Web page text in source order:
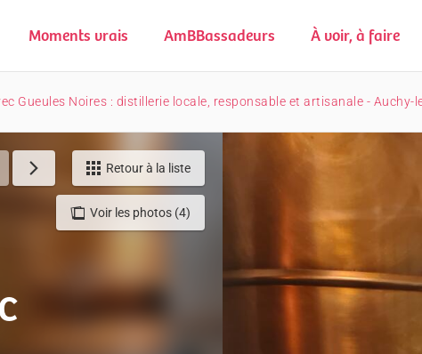
Moments vrais AmBBassadeurs À voir, à faire
Gueules Noires : distillerie locale, responsable et artisanale - Auchy-
Retour à la liste
Voir les photos (4)